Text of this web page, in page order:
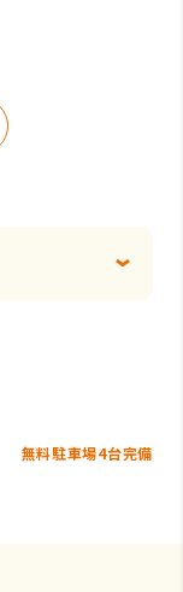
無料駐車場4台完備